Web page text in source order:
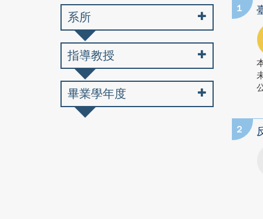
1
2
系所
指導教授
畢業學年度